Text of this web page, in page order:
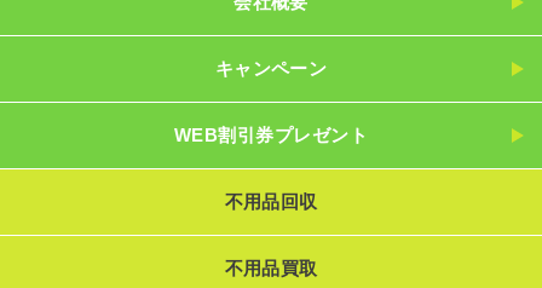
キャンペーン
WEB割引券プレゼント
不用品回収
不用品買取